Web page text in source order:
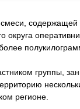
округа
группы,
регионе.